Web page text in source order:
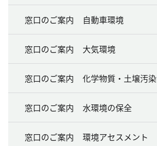
窓口のご案内 自動車環境
窓口のご案内 大気環境
窓口のご案内 化学物質・土壌汚染
窓口のご案内 水環境の保全
窓口のご案内 環境アセスメント